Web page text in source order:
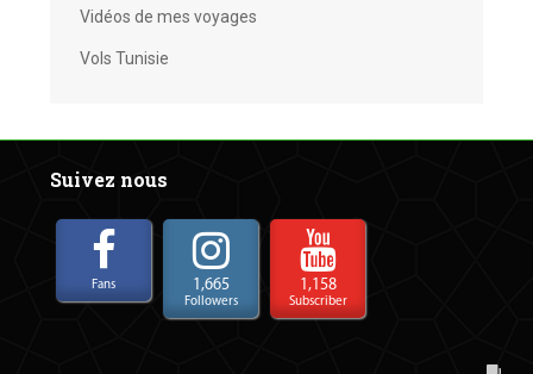
Vidéos de mes voyages
Vols Tunisie
Suivez nous
Fans 1,665
Followers
1,158
Subscriber